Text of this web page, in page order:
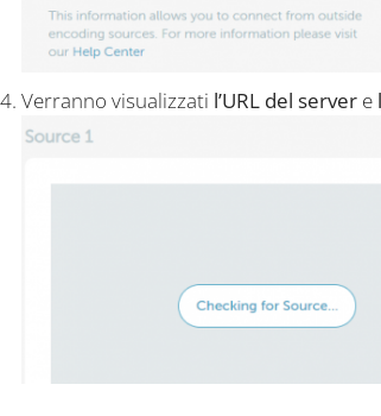
Verranno visualizzati l’URL del server e